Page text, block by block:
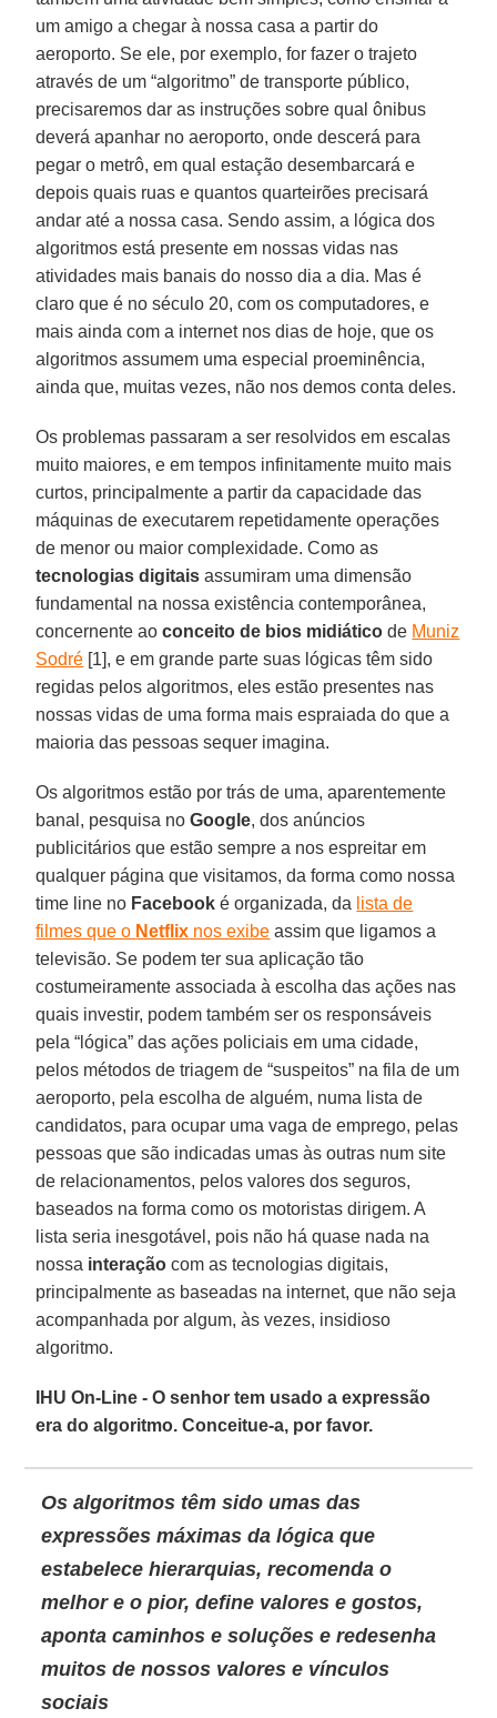
um amigo a chegar à nossa casa a partir do
aeroporto. Se ele, por exemplo, for fazer o trajeto
através de um “algoritmo” de transporte público,
precisaremos dar as instruções sobre qual ônibus
deverá apanhar no aeroporto, onde descerá para
pegar o metrô, em qual estação desembarcará e
depois quais ruas e quantos quarteirões precisará
andar até a nossa casa. Sendo assim, a lógica dos
algoritmos está presente em nossas vidas nas
atividades mais banais do nosso dia a dia. Mas é
claro que é no século 20, com os computadores, e
mais ainda com a internet nos dias de hoje, que os
algoritmos assumem uma especial proeminência,
ainda que, muitas vezes, não nos demos conta deles.
Os problemas passaram a ser resolvidos em escalas
muito maiores, e em tempos infinitamente muito mais
curtos, principalmente a partir da capacidade das
máquinas de executarem repetidamente operações
de menor ou maior complexidade. Como as
tecnologias digitais assumiram uma dimensão
fundamental na nossa existência contemporânea,
concernente aoconceito de bios midiáticode Muniz
Sodré [1], e em grande parte suas lógicas têm sido
regidas pelos algoritmos, eles estão presentes nas
nossas vidas de uma forma mais espraiada do que a
maioria das pessoas sequer imagina.
Os algoritmos estão por trás de uma, aparentemente
banal, pesquisa noGoogle, dos anúncios
publicitários que estão sempre a nos espreitar em
qualquer página que visitamos, da forma como nossa
time line no Facebook é organizada, da lista de
filmes que o Netflix nos exibe assim que ligamos a
televisão. Se podem ter sua aplicação tão
costumeiramente associada à escolha das ações nas
quais investir, podem também ser os responsáveis
pela “lógica” das ações policiais em uma cidade,
pelos métodos de triagem de “suspeitos” na fila de um
aeroporto, pela escolha de alguém, numa lista de
candidatos, para ocupar uma vaga de emprego, pelas
pessoas que são indicadas umas às outras num site
de relacionamentos, pelos valores dos seguros,
baseados na forma como os motoristas dirigem. A
lista seria inesgotável, pois não há quase nada na
nossa interação com as tecnologias digitais,
principalmente as baseadas na internet, que não seja
acompanhada por algum, às vezes, insidioso
algoritmo.
IHU On-Line - O senhor tem usado a expressão
era do algoritmo. Conceitue-a, por favor.
Os algoritmos têm sido umas das
expressões máximas da lógica que
estabelece hierarquias, recomenda o
melhor e o pior, define valores e gostos,
aponta caminhos e soluções e redesenha
muitos de nossos valores e vínculos
sociais